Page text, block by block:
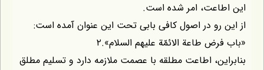
امر شده است.
در اصول كافى بابى تحت اين عنوان آمده است:
طاعة الائمّة عليهم السلام».۲
اطاعت مطلقه با عصمت ملازمه دارد و تسليم مطلق